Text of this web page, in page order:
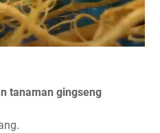
tanaman gingseng